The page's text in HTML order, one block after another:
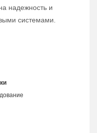
надежность и
системами.